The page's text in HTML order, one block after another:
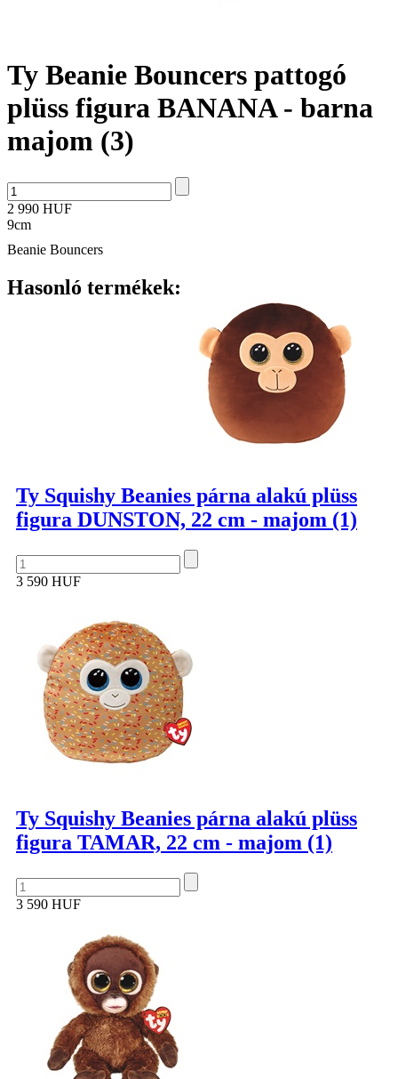
Ty Beanie Bouncers pattogó
plüss figura BANANA - barna
majom (3)
2 990 HUF
9cm
Beanie Bouncers
Hasonló termékek:
Ty Squishy Beanies párna alakú plüss
figura DUNSTON, 22 cm - majom (1)
3 590 HUF
Ty Squishy Beanies párna alakú plüss
figura TAMAR, 22 cm - majom (1)
3 590 HUF